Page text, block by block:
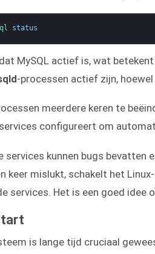
status
MySQL actief is, wat
-processen actief zijn,
meerdere keren te
configureert om
services kunnen bugs bevatten
keer mislukt, schakelt het
services. Het is een goed
is lange tijd cruciaal